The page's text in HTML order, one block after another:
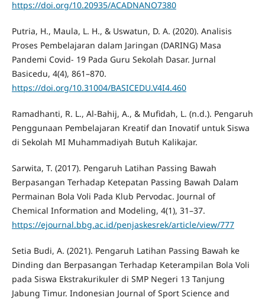
https://doi.org/10.20935/ACADNANO7380
Putria, H., Maula, L. H., & Uswatun, D. A. (2020). Analisis
Proses Pembelajaran dalam Jaringan (DARING) Masa
Pandemi Covid- 19 Pada Guru Sekolah Dasar. Jurnal
Basicedu, 4(4), 861–870.
https://doi.org/10.31004/BASICEDU.V4I4.460
Ramadhanti, R. L., Al-Bahij, A., & Mufidah, L. (n.d.). Pengaruh
Penggunaan Pembelajaran Kreatif dan Inovatif untuk Siswa
di Sekolah MI Muhammadiyah Butuh Kalikajar.
Sarwita, T. (2017). Pengaruh Latihan Passing Bawah
Berpasangan Terhadap Ketepatan Passing Bawah Dalam
Permainan Bola Voli Pada Klub Pervodac. Journal of
Chemical Information and Modeling, 4(1), 31–37.
https://ejournal.bbg.ac.id/penjaskesrek/article/view/777
Setia Budi, A. (2021). Pengaruh Latihan Passing Bawah ke
Dinding dan Berpasangan Terhadap Keterampilan Bola Voli
pada Siswa Ekstrakurikuler di SMP Negeri 13 Tanjung
Jabung Timur. Indonesian Journal of Sport Science and